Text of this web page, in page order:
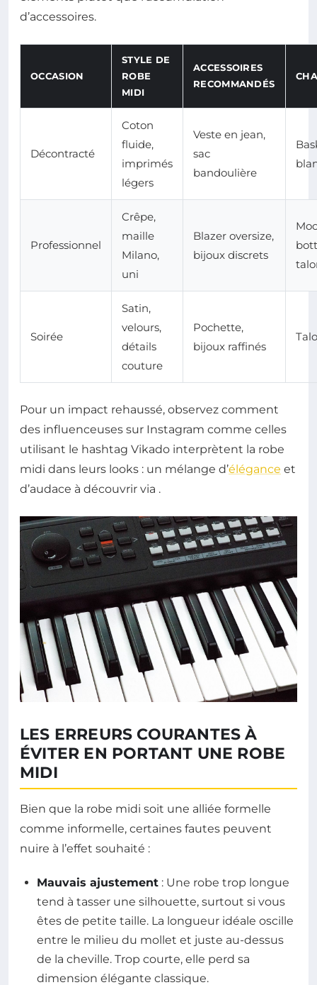
d’accessoires.
OCCASION
STYLE DE
ROBE
MIDI
ACCESSOIRES
RECOMMANDÉS
Décontracté
Coton
fluide,
imprimés
légers
Veste en jean,
sac
bandoulière
Professionnel
Crêpe,
maille
Milano,
uni
Blazer oversize,
bijoux discrets
Soirée
Satin,
velours,
détails
couture
Pochette,
bijoux raffinés
Pour un impact rehaussé, observez comment
des influenceuses sur Instagram comme celles
utilisant le hashtag Vikado interprètent la robe
midi dans leurs looks : un mélange d’élégance et
d’audace à découvrir via .
LES ERREURS COURANTES À
ÉVITER EN PORTANT UNE ROBE
MIDI
Bien que la robe midi soit une alliée formelle
comme informelle, certaines fautes peuvent
nuire à l’effet souhaité :
Mauvais ajustement : Une robe trop longue
tend à tasser une silhouette, surtout si vous
êtes de petite taille. La longueur idéale oscille
entre le milieu du mollet et juste au-dessus
de la cheville. Trop courte, elle perd sa
dimension élégante classique.